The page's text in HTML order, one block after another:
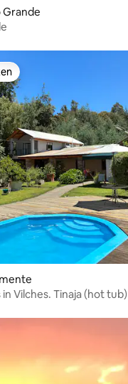
Grande
Vilches. Tinaja (hot tub)